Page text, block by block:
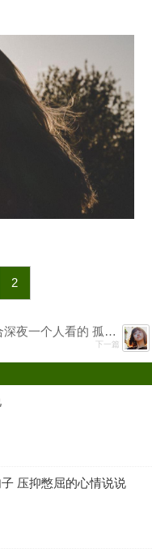
2
适合深夜一个人看的 孤独寂寞心情说说
下一篇
压抑憋屈的心情说说